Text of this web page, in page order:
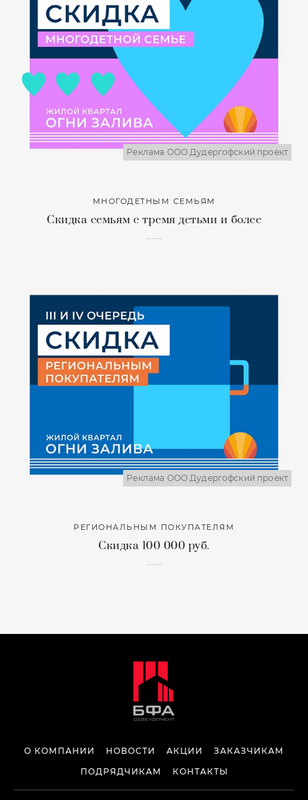
Реклама ООО Дудергофский проект
МНОГОДЕТНЫМ СЕМЬЯМ
Скидка семьям с тремя детьми и более
Реклама ООО Дудергофский проект
РЕГИОНАЛЬНЫМ ПОКУПАТЕЛЯМ
Скидка 100 000 руб.
О КОМПАНИИ НОВОСТИ АКЦИИ ЗАКАЗЧИКАМ
ПОДРЯДЧИКАМ КОНТАКТЫ